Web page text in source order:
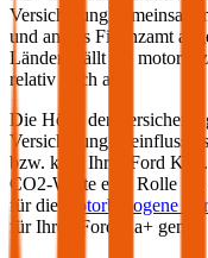
Versicherung gemeinsam
und an das Finanzamt
Ländern fällt die
relativ hoch aus.
Die Höhe der
Versicherung beeinflusst,
bzw. kW) Ihres
Ford Ka+
CO2-Werte eine Rolle für
für die
motorbezogene
für Ihren
Ford Ka+ genau